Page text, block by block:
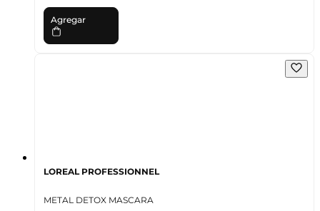
Agregar
LOREAL PROFESSIONNEL
METAL DETOX MASCARA